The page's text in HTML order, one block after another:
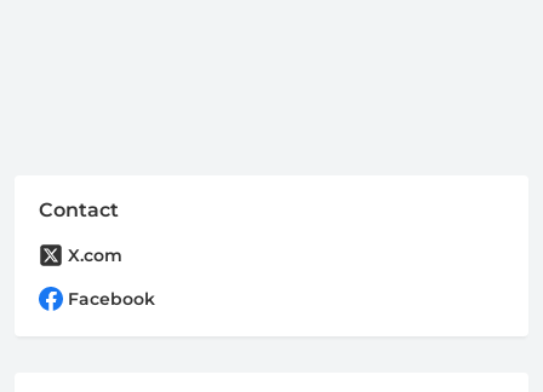
Contact
X.com
Facebook